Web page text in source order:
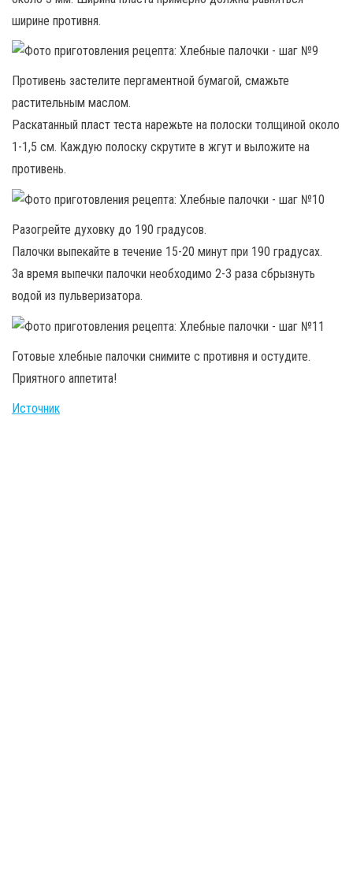
ширине противня.
Противень застелите пергаментной бумагой, смажьте
растительным маслом.
Раскатанный пласт теста нарежьте на полоски толщиной около
1-1,5 см. Каждую полоску скрутите в жгут и выложите на
противень.
Разогрейте духовку до 190 градусов.
Палочки выпекайте в течение 15-20 минут при 190 градусах.
За время выпечки палочки необходимо 2-3 раза сбрызнуть
водой из пульверизатора.
Готовые хлебные палочки снимите с противня и остудите.
Приятного аппетита!
Источник